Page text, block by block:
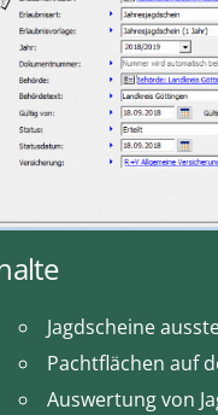
Jagdscheine
Pachtflächen auf
Auswertung von